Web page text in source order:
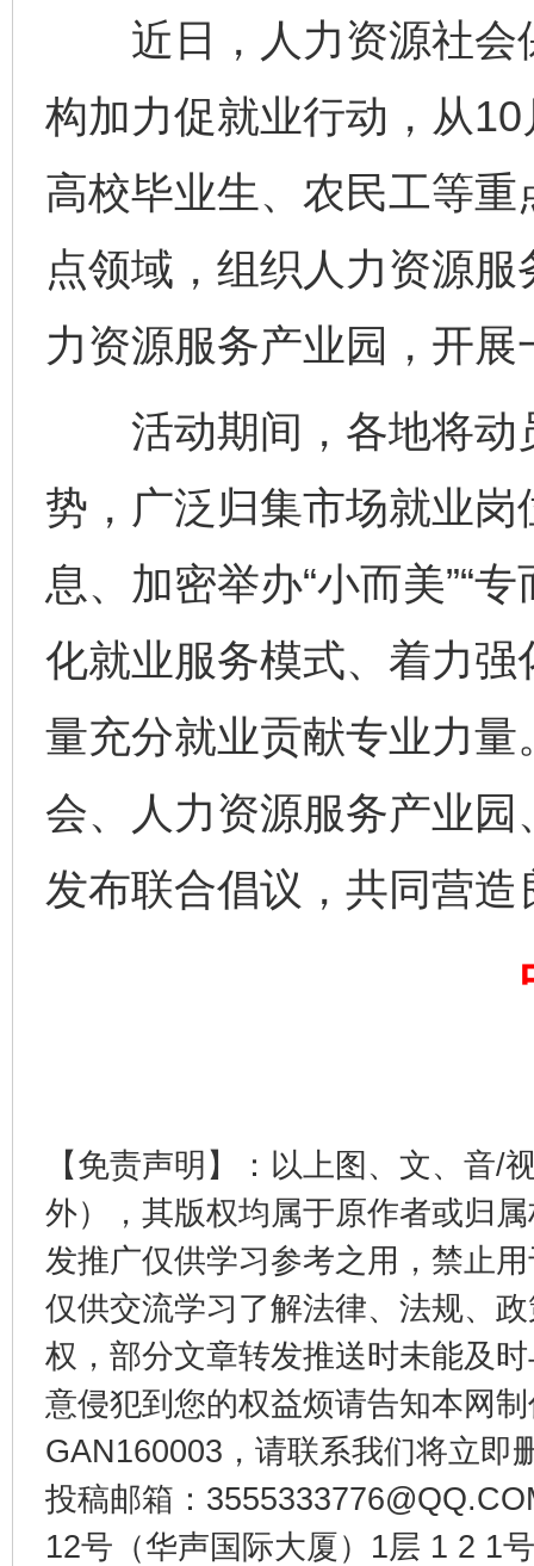
近日，人力资源社会
构加力促就业行动，从
高校毕业生、农民工等
点领域，组织人力资源
力资源服务产业园，开
活动期间，各地将动
势，广泛归集市场就业
息、加密举办“小而美”“
化就业服务模式、着力
量充分就业贡献专业力
会、人力资源服务产业
发布联合倡议，共同营造
【免责声明】：以上图、文、音/
外），其版权均属于原作者或归
发推广仅供学习参考之用，禁止
仅供交流学习了解法律、法规、
权，部分文章转发推送时未能及
意侵犯到您的权益烦请告知本网
GAN160003，请联系我们将立即
投稿邮箱：
12号（华声国际大厦）1层 1 2 1
千年窑火 生生不息 一